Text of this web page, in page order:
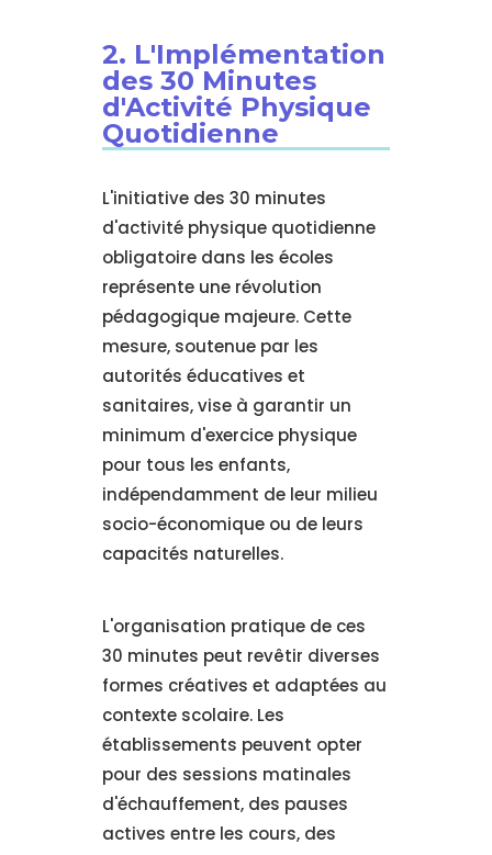
2. L'Implémentation
des 30 Minutes
d'Activité Physique
Quotidienne
L'initiative des 30 minutes
d'activité physique quotidienne
obligatoire dans les écoles
représente une révolution
pédagogique majeure. Cette
mesure, soutenue par les
autorités éducatives et
sanitaires, vise à garantir un
minimum d'exercice physique
pour tous les enfants,
indépendamment de leur milieu
socio-économique ou de leurs
capacités naturelles.
L'organisation pratique de ces
30 minutes peut revêtir diverses
formes créatives et adaptées au
contexte scolaire. Les
établissements peuvent opter
pour des sessions matinales
d'échauffement, des pauses
actives entre les cours, des